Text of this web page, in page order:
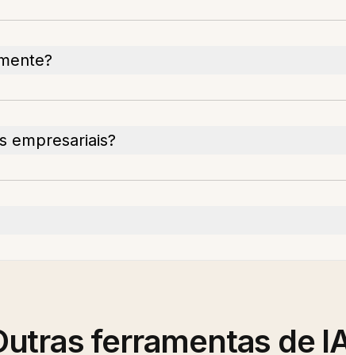
empresariais?
ferramentas de